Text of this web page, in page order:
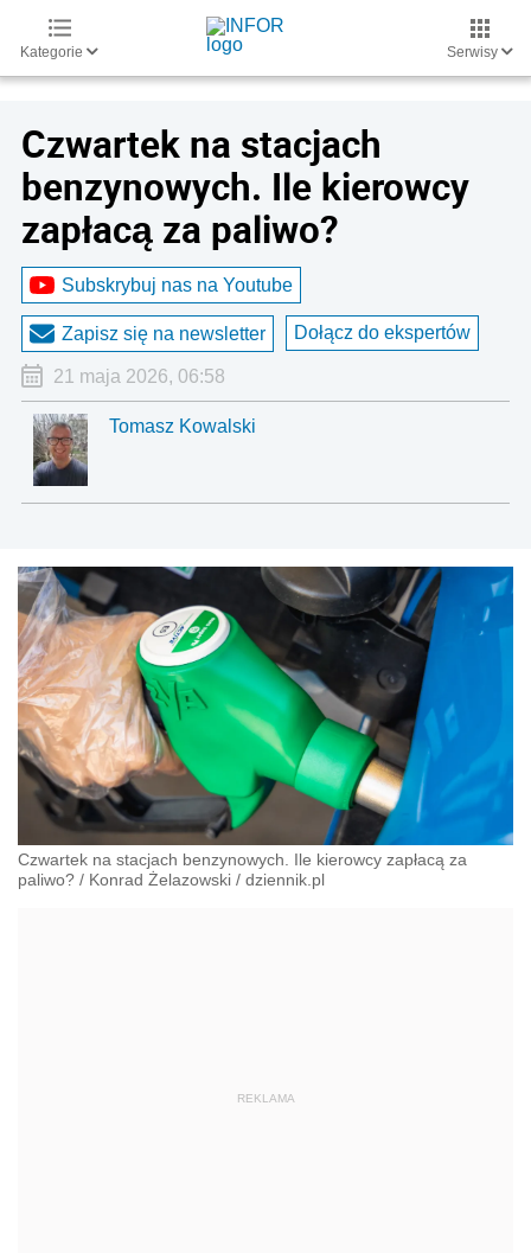
Kategorie Serwisy
Czwartek na stacjach
benzynowych. Ile kierowcy
zapłacą za paliwo?
Subskrybuj nas na Youtube
Zapisz się na newsletter Dołącz do ekspertów
21 maja 2026, 06:58
Tomasz Kowalski
Czwartek na stacjach benzynowych. Ile kierowcy zapłacą za
paliwo? / Konrad Żelazowski / dziennik.pl